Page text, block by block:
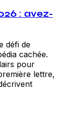
: avez-
défi de
cachée.
pour
lettre,